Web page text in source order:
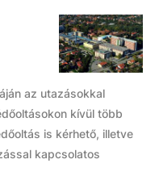
az utazásokkal
kívül több
is kérhető, illetve
kapcsolatos